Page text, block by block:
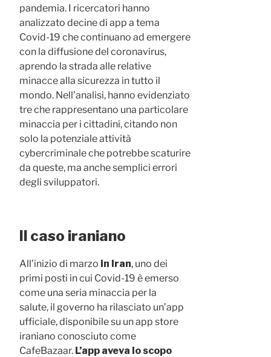
pandemia. I ricercatori hanno
analizzato decine di app a tema
Covid-19 che continuano ad emergere
con la diffusione del coronavirus,
aprendo la strada alle relative
minacce alla sicurezza in tutto il
mondo. Nell’analisi, hanno evidenziato
tre che rappresentano una particolare
minaccia per i cittadini, citando non
solo la potenziale attività
cybercriminale che potrebbe scaturire
da queste, ma anche semplici errori
degli sviluppatori.
Il caso iraniano
All’inizio di marzo in Iran, uno dei
primi posti in cui Covid-19 è emerso
come una seria minaccia per la
salute, il governo ha rilasciato un’app
ufficiale, disponibile su un app store
iraniano conosciuto come
CafeBazaar. L’app aveva lo scopo